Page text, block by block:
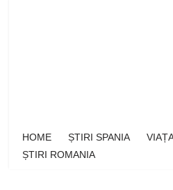
HOME ȘTIRI SPANIA
ȘTIRI ROMANIA